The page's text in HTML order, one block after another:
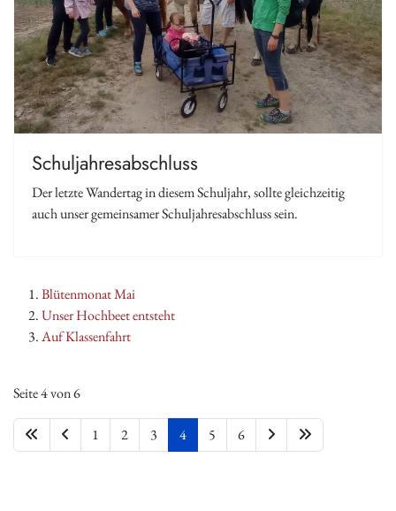
Schuljahresabschluss
Der letzte Wandertag in diesem Schuljahr, sollte gleichzeitig
auch unser gemeinsamer Schuljahresabschluss sein.
Blütenmonat Mai
Unser Hochbeet entsteht
Auf Klassenfahrt
Seite 4 von 6
1 2 3 4 5 6